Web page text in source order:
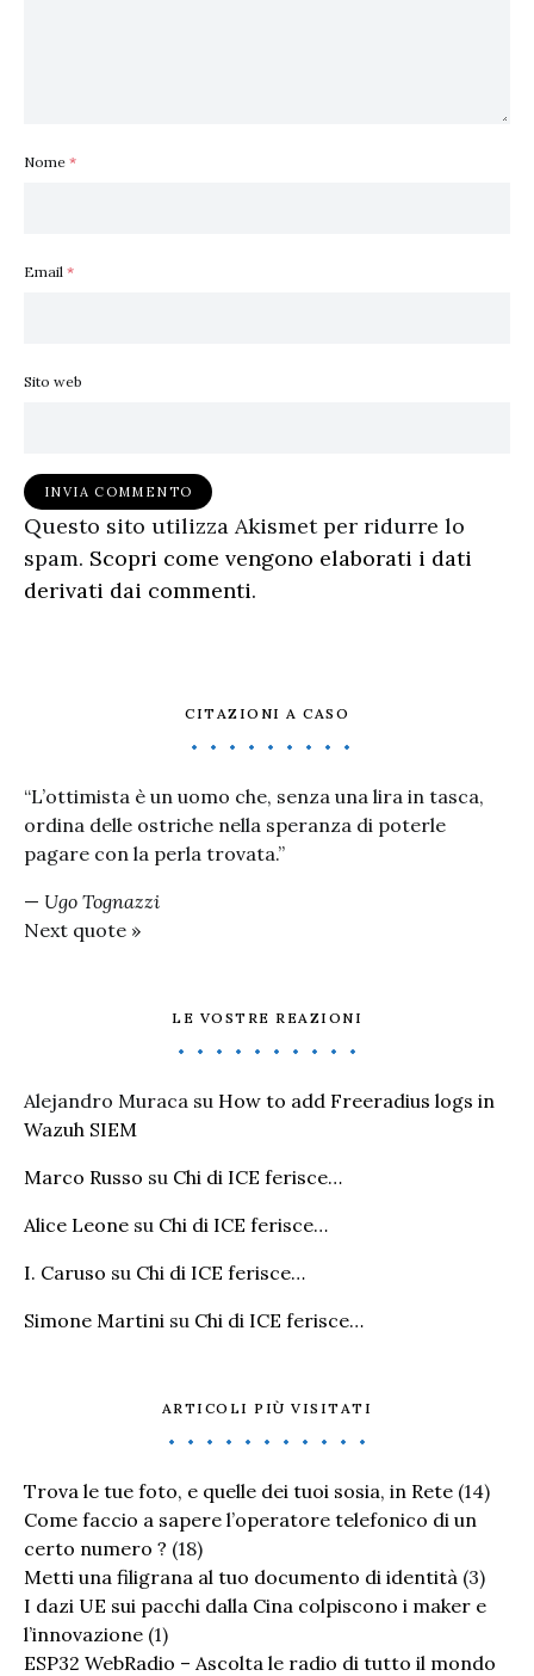
Nome *
Email *
Sito web
Questo sito utilizza Akismet per ridurre lo
spam. Scopri come vengono elaborati i dati
derivati dai commenti.
CITAZIONI A CASO
“L’ottimista è un uomo che, senza una lira in tasca,
ordina delle ostriche nella speranza di poterle
pagare con la perla trovata.”
— Ugo Tognazzi
Next quote »
LE VOSTRE REAZIONI
Alejandro Muraca su How to add Freeradius logs in
Wazuh SIEM
Marco Russo su Chi di ICE ferisce…
Alice Leone su Chi di ICE ferisce…
I. Caruso su Chi di ICE ferisce…
Simone Martini su Chi di ICE ferisce…
ARTICOLI PIÙ VISITATI
Trova le tue foto, e quelle dei tuoi sosia, in Rete (14)
Come faccio a sapere l’operatore telefonico di un
certo numero ? (18)
Metti una filigrana al tuo documento di identità (3)
I dazi UE sui pacchi dalla Cina colpiscono i maker e
l’innovazione (1)
ESP32 WebRadio – Ascolta le radio di tutto il mondo